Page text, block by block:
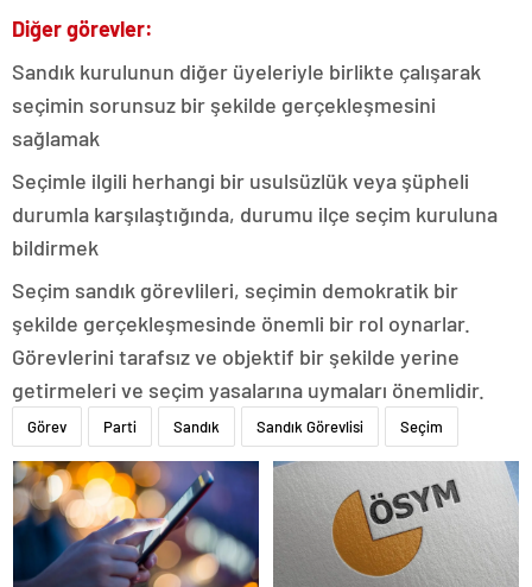
Diğer görevler:
Sandık kurulunun diğer üyeleriyle birlikte çalışarak
seçimin sorunsuz bir şekilde gerçekleşmesini
sağlamak
Seçimle ilgili herhangi bir usulsüzlük veya şüpheli
durumla karşılaştığında, durumu ilçe seçim kuruluna
bildirmek
Seçim sandık görevlileri, seçimin demokratik bir
şekilde gerçekleşmesinde önemli bir rol oynarlar.
Görevlerini tarafsız ve objektif bir şekilde yerine
getirmeleri ve seçim yasalarına uymaları önemlidir.
Görev Parti Sandık Sandık Görevlisi Seçim